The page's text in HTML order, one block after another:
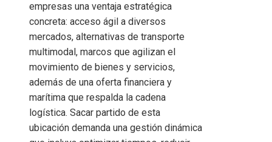
empresas una ventaja estratégica
concreta: acceso ágil a diversos
mercados, alternativas de transporte
multimodal, marcos que agilizan el
movimiento de bienes y servicios,
además de una oferta financiera y
marítima que respalda la cadena
logística. Sacar partido de esta
ubicación demanda una gestión dinámica